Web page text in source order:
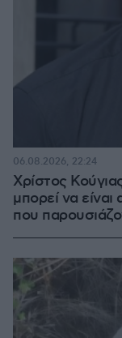
Χρίστος
μπορεί να
που
06.08.2026, 22:24